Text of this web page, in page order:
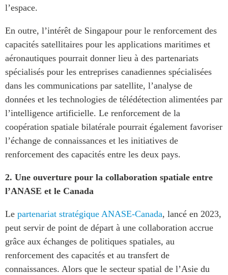
l’espace.
En outre, l’intérêt de Singapour pour le renforcement des
capacités satellitaires pour les applications maritimes et
aéronautiques pourrait donner lieu à des partenariats
spécialisés pour les entreprises canadiennes spécialisées
dans les communications par satellite, l’analyse de
données et les technologies de télédétection alimentées par
l’intelligence artificielle. Le renforcement de la
coopération spatiale bilatérale pourrait également favoriser
l’échange de connaissances et les initiatives de
renforcement des capacités entre les deux pays.
2. Une ouverture pour la collaboration spatiale entre
l’ANASE et le Canada
Le partenariat stratégique ANASE-Canada, lancé en 2023,
peut servir de point de départ à une collaboration accrue
grâce aux échanges de politiques spatiales, au
renforcement des capacités et au transfert de
connaissances. Alors que le secteur spatial de l’Asie du